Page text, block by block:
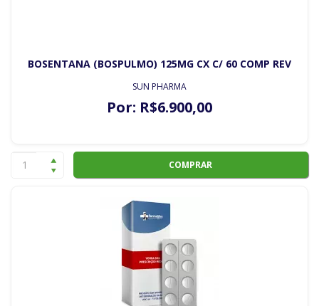
BOSENTANA (BOSPULMO) 125MG CX C/ 60 COMP REV
SUN PHARMA
Por: R$6.900,00
COMPRAR